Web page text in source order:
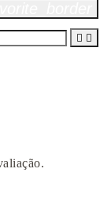
 